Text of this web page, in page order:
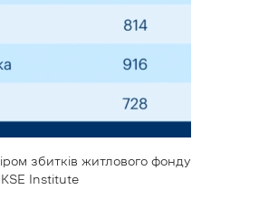
збитків житлового фонду
Institute